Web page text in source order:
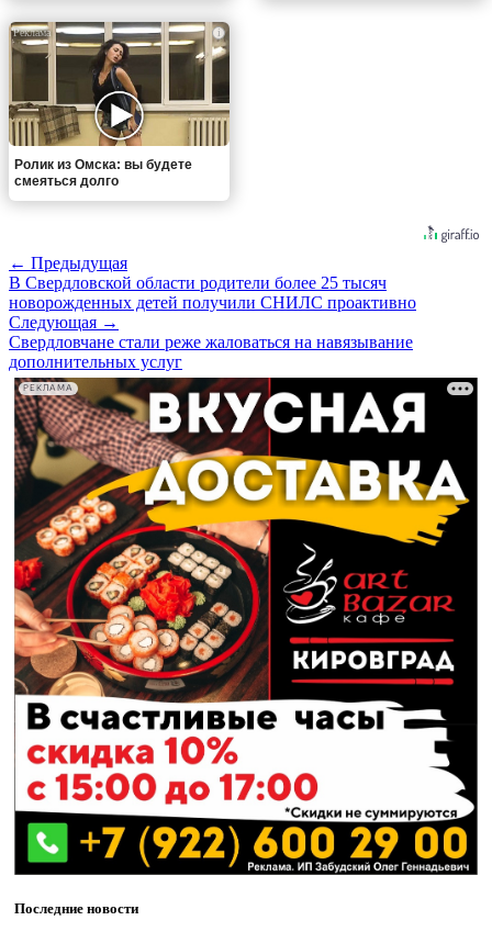
i
Ролик из Омска: вы будете
смеяться долго
← Предыдущая
В Свердловской области родители более 25 тысяч
новорожденных детей получили СНИЛС проактивно
Следующая →
Свердловчане стали реже жаловаться на навязывание
дополнительных услуг
РЕКЛАМА
Последние новости